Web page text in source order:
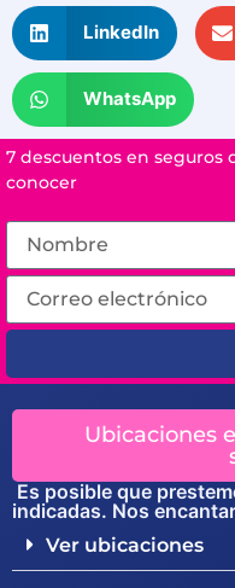
LinkedIn
WhatsApp
7 descuentos en
conocer
Ubicaciones
Es posible que
indicadas. Nos
Ver ubicaciones